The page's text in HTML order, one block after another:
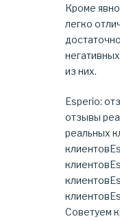
Кроме
легко
из них.
Esperio:
отзывы
реальных
Советуем